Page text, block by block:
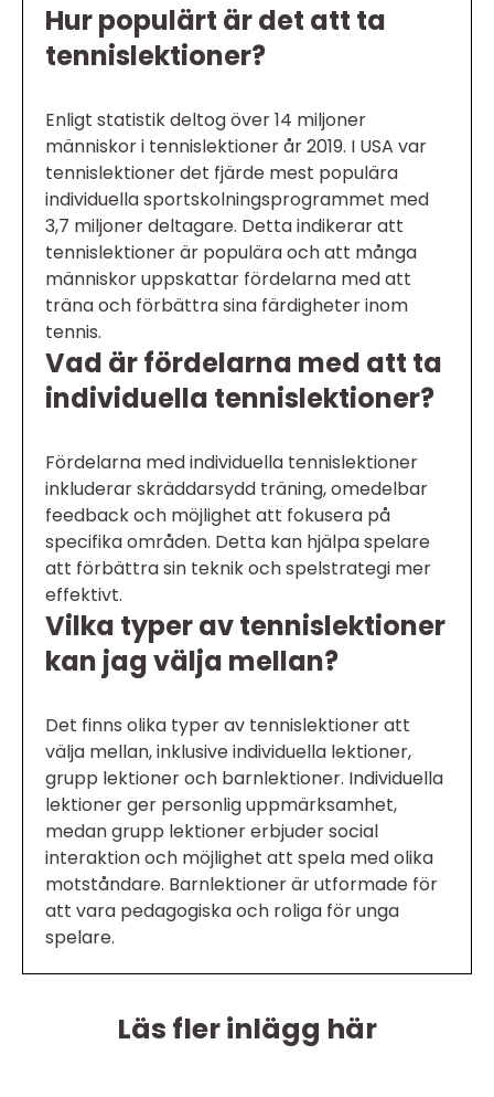
Hur populärt är det att ta
tennislektioner?
Enligt statistik deltog över 14 miljoner
människor i tennislektioner år 2019. I USA var
tennislektioner det fjärde mest populära
individuella sportskolningsprogrammet med
3,7 miljoner deltagare. Detta indikerar att
tennislektioner är populära och att många
människor uppskattar fördelarna med att
träna och förbättra sina färdigheter inom
tennis.
Vad är fördelarna med att ta
individuella tennislektioner?
Fördelarna med individuella tennislektioner
inkluderar skräddarsydd träning, omedelbar
feedback och möjlighet att fokusera på
specifika områden. Detta kan hjälpa spelare
att förbättra sin teknik och spelstrategi mer
effektivt.
Vilka typer av tennislektioner
kan jag välja mellan?
Det finns olika typer av tennislektioner att
välja mellan, inklusive individuella lektioner,
grupp lektioner och barnlektioner. Individuella
lektioner ger personlig uppmärksamhet,
medan grupp lektioner erbjuder social
interaktion och möjlighet att spela med olika
motståndare. Barnlektioner är utformade för
att vara pedagogiska och roliga för unga
spelare.
Läs fler inlägg här